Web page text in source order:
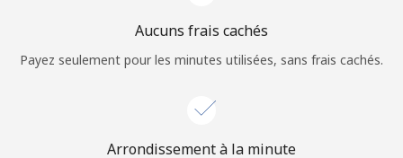
Aucuns frais cachés
Payez seulement pour les minutes utilisées, sans frais cachés.
Arrondissement à la minute